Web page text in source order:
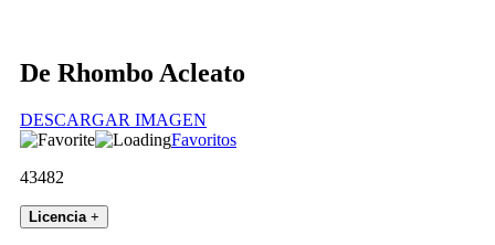
De Rhombo Acleato
DESCARGAR IMAGEN
Favoritos
43482
Licencia +